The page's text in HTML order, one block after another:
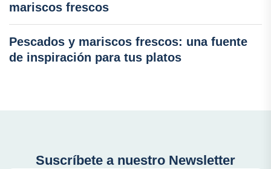
mariscos frescos
Pescados y mariscos frescos: una fuente
de inspiración para tus platos
Suscríbete a nuestro Newsletter